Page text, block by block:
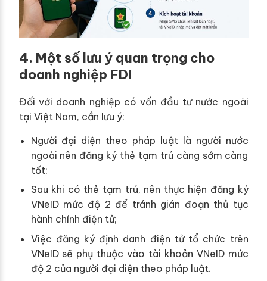
4. Một số lưu ý quan trọng cho
doanh nghiệp FDI
Đối với doanh nghiệp có vốn đầu tư nước ngoài
tại Việt Nam, cần lưu ý:
Người đại diện theo pháp luật là người nước
ngoài nên đăng ký thẻ tạm trú càng sớm càng
tốt;
Sau khi có thẻ tạm trú, nên thực hiện đăng ký
VNeID mức độ 2 để tránh gián đoạn thủ tục
hành chính điện tử;
Việc đăng ký định danh điện tử tổ chức trên
VNeID sẽ phụ thuộc vào tài khoản VNeID mức
độ 2 của người đại diện theo pháp luật.